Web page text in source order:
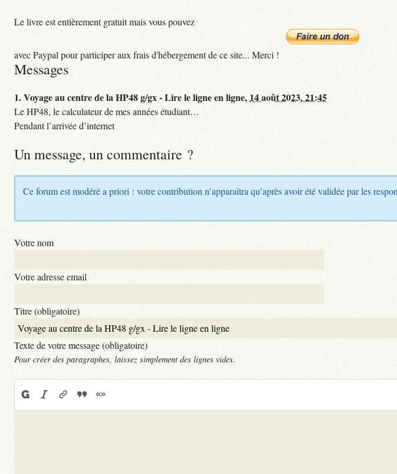
Le livre est entièrement gratuit mais vous pouvez
avec Paypal pour participer aux frais d'hébergement de ce site... Merci !
Messages
1.Voyage au centre de la HP48 g/gx - Lire le ligne en ligne, 14 août 2023, 21:45
Le HP48, le calculateur de mes années étudiant…
Pendant l’arrivée d’internet
Un message, un commentaire ?
Ce forum est modéré a priori : votre contribution n’apparaîtra qu’après avoir été validée par les
Votre nom
Votre adresse email
Titre (obligatoire)
Texte de votre message (obligatoire)
Pour créer des paragraphes, laissez simplement des lignes vides.